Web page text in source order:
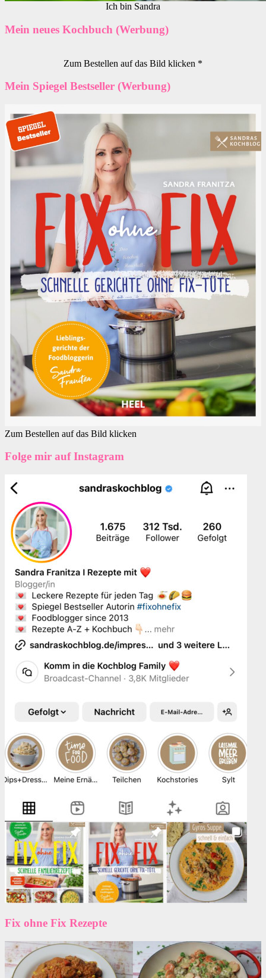
Ich bin Sandra
Mein neues Kochbuch (Werbung)
Zum Bestellen auf das Bild klicken *
Mein Spiegel Bestseller (Werbung)
Zum Bestellen auf das Bild klicken
Folge mir auf Instagram
Fix ohne Fix Rezepte